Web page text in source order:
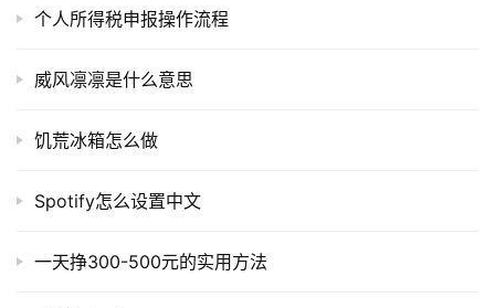
个人所得税申报操作流程
威风凛凛是什么意思
饥荒冰箱怎么做
Spotify怎么设置中文
一天挣300-500元的实用方法